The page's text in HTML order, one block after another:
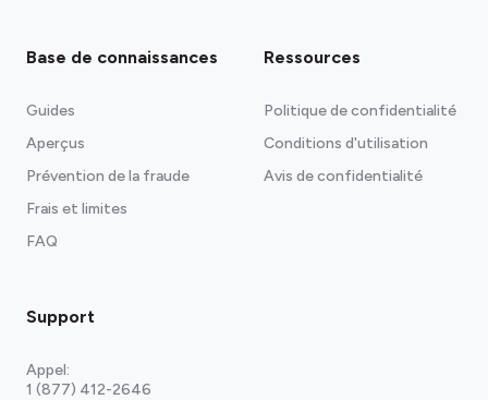
Base de connaissances
Guides
Aperçus
Prévention de la fraude
Frais et limites
FAQ
Ressources
Politique de confidentialité
Conditions d'utilisation
Avis de confidentialité
Support
Appel:
1 (877) 412-2646